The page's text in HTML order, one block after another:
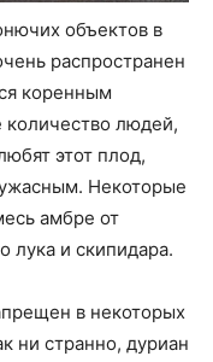
объектов в
распространен
коренным
людей,
этот плод,
Некоторые
амбре от
лука и скипидара.
в некоторых
ни странно, дуриан